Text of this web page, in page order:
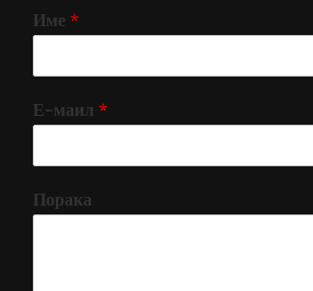
Име *
Е-маил *
Порака